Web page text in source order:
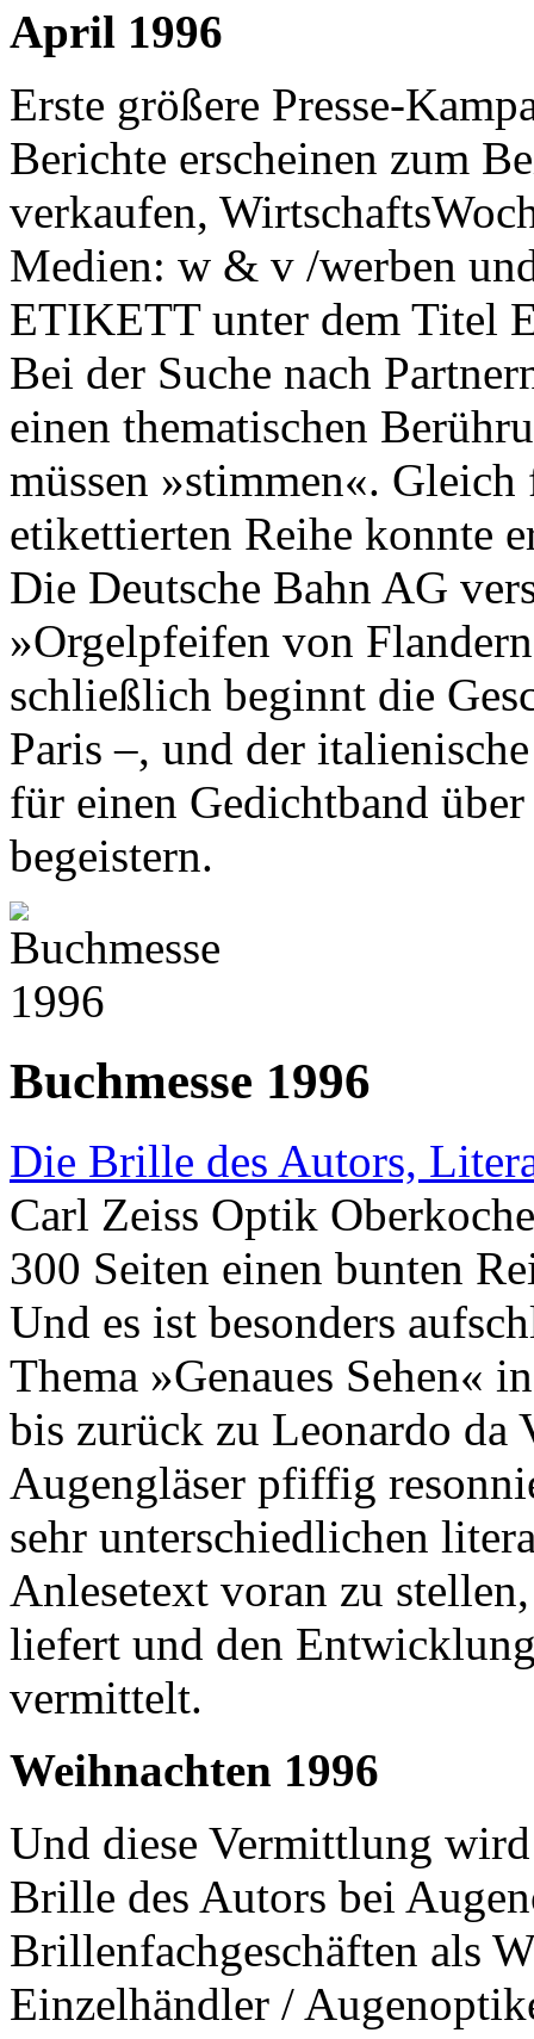
April 1996
Erste größere Presse-
Berichte erscheinen zum
verkaufen,
Medien: w & v /werben
ETIKETT unter dem Titel
Bei der Suche nach
einen thematischen
müssen »stimmen«.
etikettierten Reihe konnte
Die Deutsche Bahn AG
»Orgelpfeifen von
schließlich beginnt die
Paris –, und der
für einen Gedichtband über
begeistern.
Buchmesse 1996
Die Brille des Autors,
Carl Zeiss Optik
300 Seiten einen bunten
Und es ist besonders
Thema »Genaues Sehen«
bis zurück zu Leonardo da
Augengläser pfiffig
sehr unterschiedlichen
Anlesetext voran zu
liefert und den
vermittelt.
Weihnachten 1996
Und diese Vermittlung
Brille des Autors bei
Brillenfachgeschäften als
Einzelhändler /